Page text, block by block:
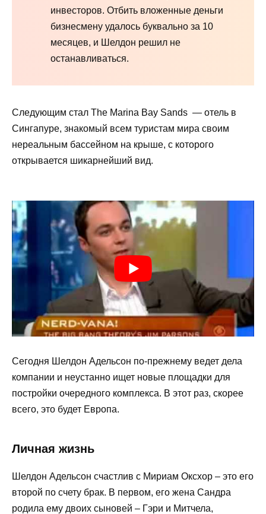
инвесторов. Отбить вложенные деньги
бизнесмену удалось буквально за 10
месяцев, и Шелдон решил не
останавливаться.
Следующим стал The Marina Bay Sands — отель в
Сингапуре, знакомый всем туристам мира своим
нереальным бассейном на крыше, с которого
открывается шикарнейший вид.
Сегодня Шелдон Адельсон по-прежнему ведет дела
компании и неустанно ищет новые площадки для
постройки очередного комплекса. В этот раз, скорее
всего, это будет Европа.
Личная жизнь
Шелдон Адельсон счастлив с Мириам Оксхор – это его
второй по счету брак. В первом, его жена Сандра
родила ему двоих сыновей – Гэри и Митчела,